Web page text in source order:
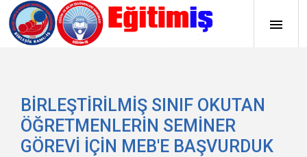
BİRLEŞTİRİLMİŞ SINIF OKUTAN
ÖĞRETMENLERİN SEMİNER
GÖREVİ İÇİN MEB'E BAŞVURDUK